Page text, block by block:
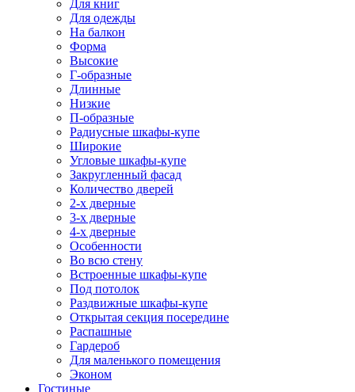
Для книг
Для одежды
На балкон
Форма
Высокие
Г-образные
Длинные
Низкие
П-образные
Радиусные шкафы-купе
Широкие
Угловые шкафы-купе
Закругленный фасад
Количество дверей
2-х дверные
3-х дверные
4-х дверные
Особенности
Во всю стену
Встроенные шкафы-купе
Под потолок
Раздвижные шкафы-купе
Открытая секция посередине
Распашные
Гардероб
Для маленького помещения
Эконом
Гостиные